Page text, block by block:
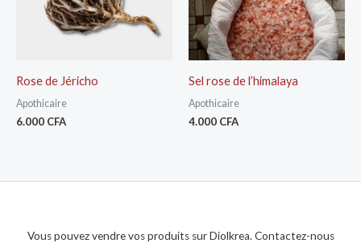
Rose de Jéricho
Apothicaire
6.000 CFA
Sel rose de l’himalaya
Apothicaire
4.000 CFA
Vous pouvez vendre vos produits sur Diolkrea. Contactez-nous